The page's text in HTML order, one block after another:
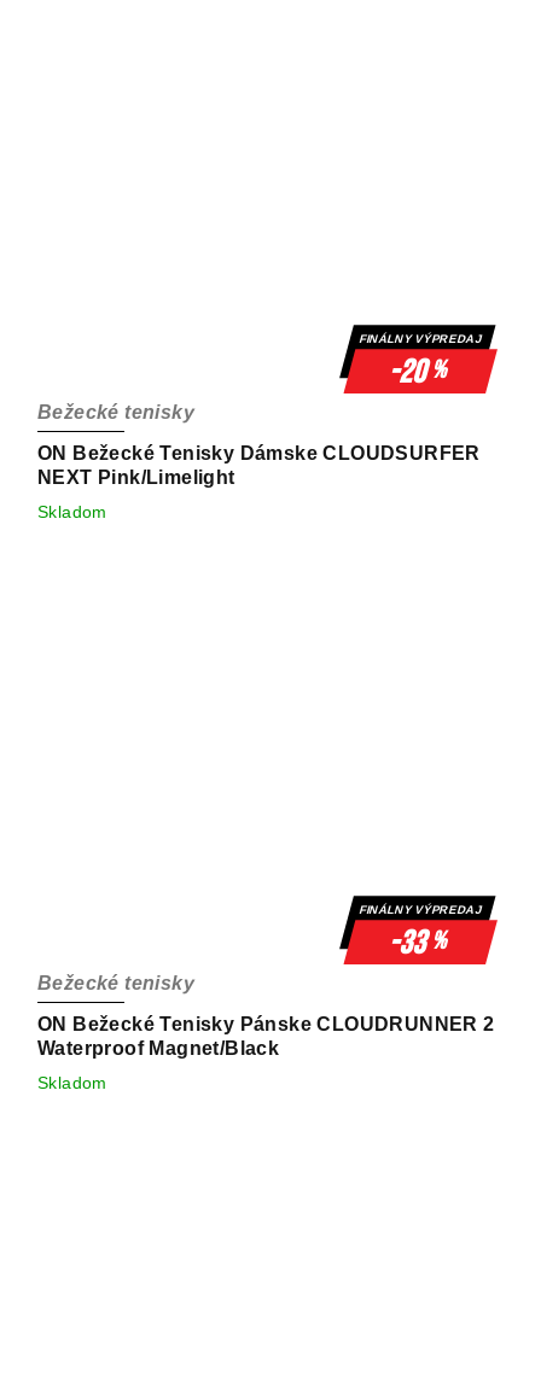
FINÁLNY VÝPREDAJ
-20%
ON Bežecké Tenisky Dámske CLOUDSURFER
NEXT Pink/Limelight
Bežecké tenisky
Skladom
FINÁLNY VÝPREDAJ
-33%
ON Bežecké Tenisky Pánske CLOUDRUNNER 2
Waterproof Magnet/Black
Bežecké tenisky
Skladom